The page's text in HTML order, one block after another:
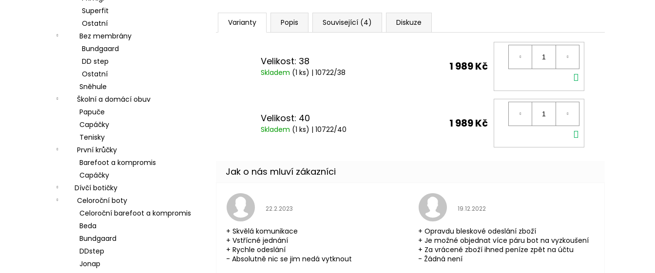
Superfit
Ostatní
Bez membrány
Bundgaard
DD step
Ostatní
Sněhule
Školní a domácí obuv
Papuče
Capáčky
Tenisky
První krůčky
Barefoot a kompromis
Capáčky
Dívčí botičky
Celoroční boty
Celoroční barefoot a kompromis
Beda
Bundgaard
DDstep
Jonap
Varianty Popis Související (4) Diskuze
Velikost: 38
Skladem (1 ks) | 10722/38 1 989 Kč
KOŠÍKU
Velikost: 40
Skladem (1 ks) | 10722/40 1 989 Kč
KOŠÍKU
Hodnocení obchodu je 5 z 5 hvězdiček.
22.2.2023
+ Skvělá komunikace
+ Vstřícné jednání
+ Rychle odeslání
- Absolutně nic se jim nedá vytknout
Hodnocení obchodu je 5 z 5 hvězdiček.
19.12.2022
+ Opravdu bleskové odeslání zboží
+ Je možné objednat více páru bot na vyzkoušení
+ Za vrácené zboží ihned peníze zpět na účtu
- Žádná není